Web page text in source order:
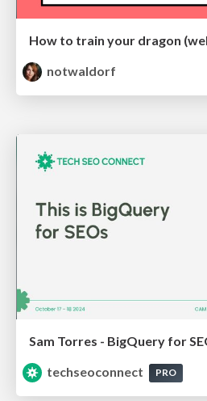
How to train your dragon
notwaldorf
Sam Torres - BigQuery for
techseoconnect
PRO